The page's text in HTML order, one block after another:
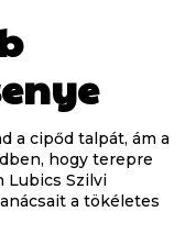
a cipőd talpát, ám a
hogy terepre
Lubics Szilvi
a tökéletes